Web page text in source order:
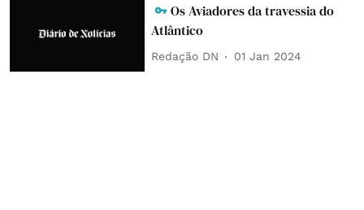
Os Aviadores da travessia do
Atlântico
Redação DN 01 Jan 2024